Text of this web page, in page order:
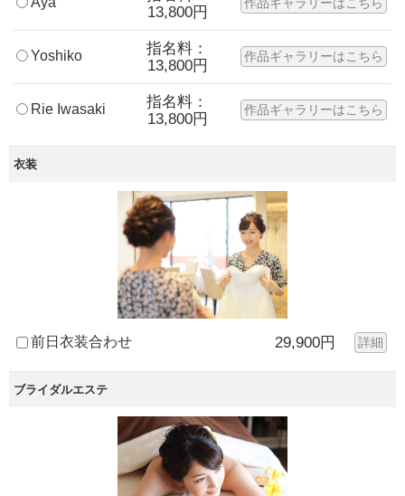
13,800円
Yoshiko
指名料：
13,800円
作品ギャラリーはこちら
Rie Iwasaki
指名料：
13,800円
作品ギャラリーはこちら
衣装
前日衣装合わせ 29,900円 詳細
ブライダルエステ